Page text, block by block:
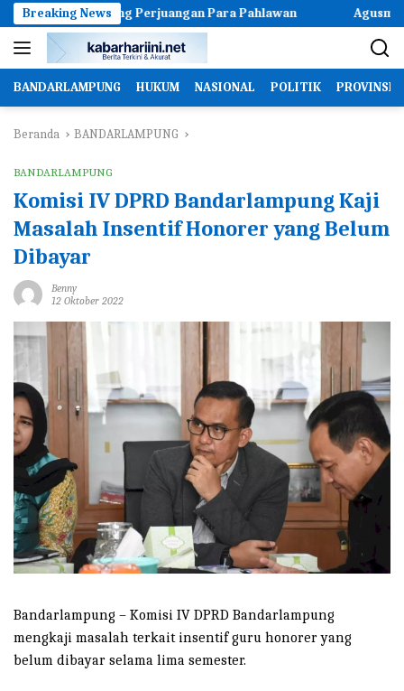
Langsung
ke
konten
Breaking News
Mengenang Perjuangan Para Pahlawan Agusman
BANDARLAMPUNG HUKUM NASIONAL POLITIK PROVINSI
Beranda BANDARLAMPUNG
BANDARLAMPUNG
Komisi IV DPRD Bandarlampung Kaji
Masalah Insentif Honorer yang Belum
Dibayar
Benny
12 Oktober 2022
Bandarlampung – Komisi IV DPRD Bandarlampung
mengkaji masalah terkait insentif guru honorer yang
belum dibayar selama lima semester.